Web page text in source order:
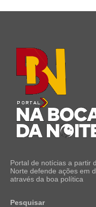
Portal de notícias a partir
Norte defende ações em
através da boa política
Pesquisar